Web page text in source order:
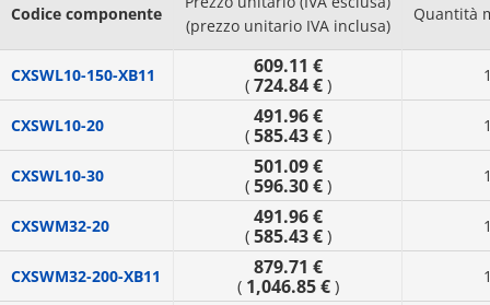
Codice componente
(prezzo unitario IVA inclusa)
Quantità
CXSWL10-150-XB11 609.11 €
( 724.84 €)
CXSWL10-20 491.96 €
( 585.43 €)
CXSWL10-30 501.09 €
( 596.30 €)
CXSWM32-20 491.96 €
( 585.43 €)
CXSWM32-200-XB11 879.71 €
( 1,046.85 €)